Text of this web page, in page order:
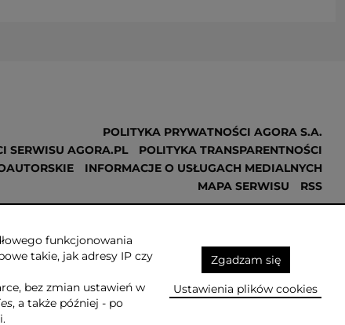
POLITYKA PRYWATNOŚCI AGORA S.A.
SERWISU AGORA.PL
POLITYKA TRANSPARENTNOŚCI
INFORMACJE O USŁUGACH MEDIALNYCH
MAPA SERWISU
RSS
funkcjonowania
takie, jak adresy IP czy
bez zmian ustawień w
, a także później - po
Zgadzam się
Ustawienia plików cookies